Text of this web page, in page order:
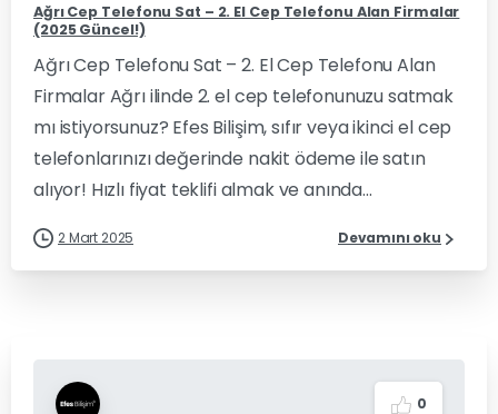
Ağrı Cep Telefonu Sat – 2. El Cep Telefonu Alan Firmalar
(2025 Güncel!)
Ağrı Cep Telefonu Sat – 2. El Cep Telefonu Alan
Firmalar Ağrı ilinde 2. el cep telefonunuzu satmak
mı istiyorsunuz? Efes Bilişim, sıfır veya ikinci el cep
telefonlarınızı değerinde nakit ödeme ile satın
alıyor! Hızlı fiyat teklifi almak ve anında...
2 Mart 2025 Devamını oku
0